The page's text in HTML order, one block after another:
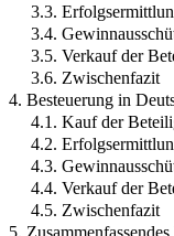
3.3.
3.4.
3.5. Verkauf der
3.6. Zwischenfazit
4. Besteuerung in
4.1. Kauf der
4.2.
4.3.
4.4. Verkauf der
4.5. Zwischenfazit
5.